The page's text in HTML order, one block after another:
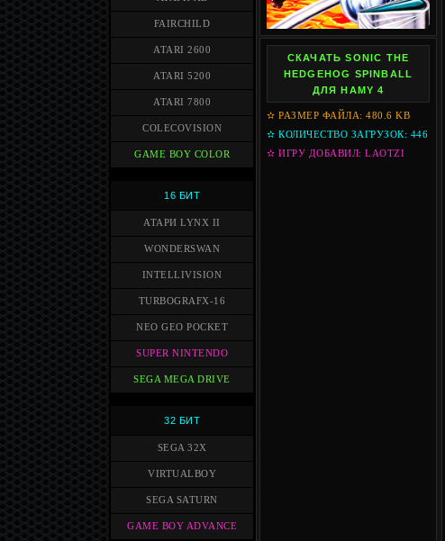
FAIRCHILD
ATARI 2600
ATARI 5200
ATARI 7800
COLECOVISION
GAME BOY COLOR
16 БИТ
АТАРИ LYNX II
WONDERSWAN
INTELLIVISION
TURBOGRAFX-16
NEO GEO POCKET
SUPER NINTENDO
SEGA MEGA DRIVE
32 БИТ
SEGA 32X
VIRTUALBOY
SEGA SATURN
GAME BOY ADVANCE
СКАЧАТЬ SONIC THE
HEDGEHOG SPINBALL
ДЛЯ HAMY 4
✫ РАЗМЕР ФАЙЛА: 480.6 KB
✫ КОЛИЧЕСТВО ЗАГРУЗОК: 446
✫ ИГРУ ДОБАВИЛ: LAOTZI